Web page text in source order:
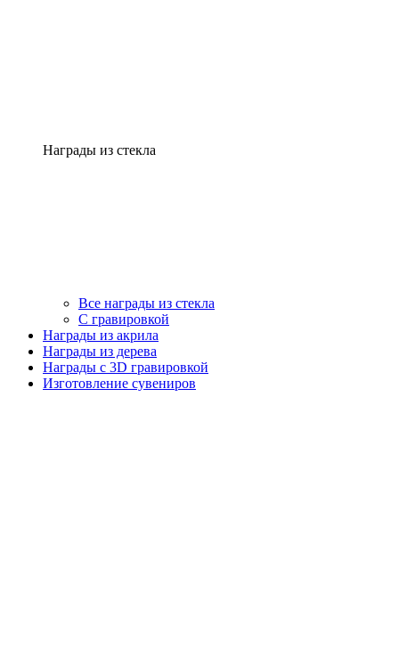
Награды из стекла
Все награды из стекла
С гравировкой
Награды из акрила
Награды из дерева
Награды с 3D гравировкой
Изготовление сувениров